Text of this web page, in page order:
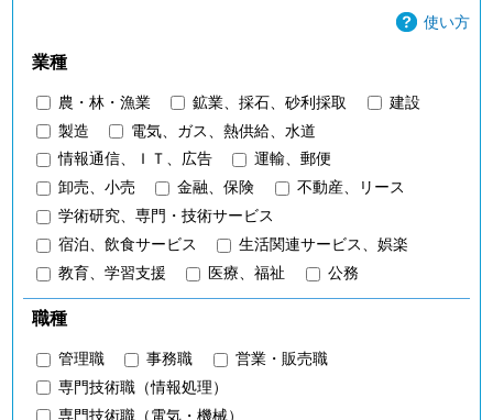
使い方
業種
農・林・漁業 鉱業、採石、砂利採取
建設
製造
電気、ガス、熱供給、水道
情報通信、ＩＴ、広告
運輸、郵便
卸売、小売
金融、保険
不動産、リース
学術研究、専門・技術サービス
宿泊、飲食サービス
生活関連サービス、娯楽
教育、学習支援
医療、福祉 公務
職種
管理職 事務職
営業・販売職
専門技術職（情報処理）
専門技術職（電気・機械）